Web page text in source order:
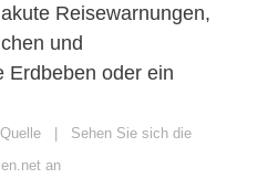
Reisewarnungen,
und
Erdbeben oder ein
| Sehen Sie sich die
an